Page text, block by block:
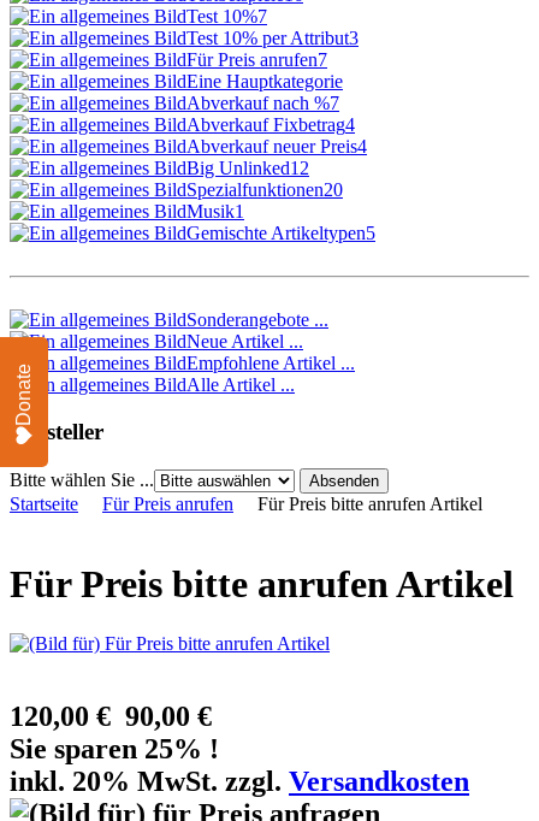
Test 10%7
Test 10% per Attribut3
Für Preis anrufen7
Eine Hauptkategorie
Abverkauf nach %7
Abverkauf Fixbetrag4
Abverkauf neuer Preis4
Big Unlinked12
Spezialfunktionen20
Musik1
Gemischte Artikeltypen5
Sonderangebote ...
Neue Artikel ...
Empfohlene Artikel ...
Alle Artikel ...
Hersteller
Bitte wählen Sie ...
Startseite
Für Preis anrufen Für Preis bitte anrufen Artikel
Für Preis bitte anrufen Artikel
120,00 € 90,00 €
Sie sparen 25% !
inkl. 20% MwSt. zzgl. Versandkosten
Donate